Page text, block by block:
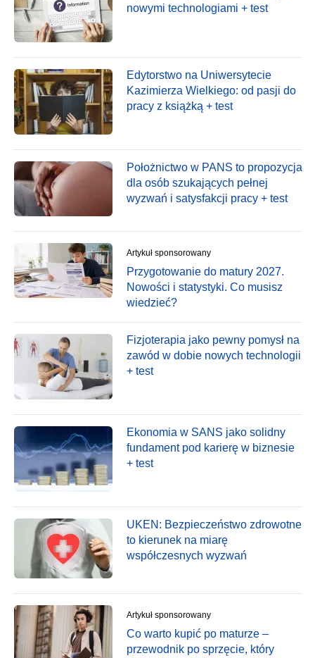
nowymi technologiami + test
Edytorstwo na Uniwersytecie
Kazimierza Wielkiego: od pasji do
pracy z książką + test
Położnictwo w PANS to propozycja
dla osób szukających pełnej
wyzwań i satysfakcji pracy + test
Artykuł sponsorowany
Przygotowanie do matury 2027.
Nowości i statystyki. Co musisz
wiedzieć?
Fizjoterapia jako pewny pomysł na
zawód w dobie nowych technologii
+ test
Ekonomia w SANS jako solidny
fundament pod karierę w biznesie
+ test
UKEN: Bezpieczeństwo zdrowotne
to kierunek na miarę
współczesnych wyzwań
Artykuł sponsorowany
Co warto kupić po maturze –
przewodnik po sprzęcie, który